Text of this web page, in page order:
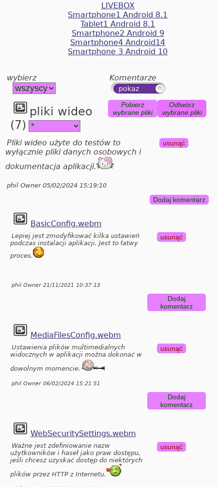
LIVEBOX
Smartphone1 Android 8.1
Tablet1 Android 8.1
Smartphone2 Android 9
Smartphone4 Android14
Smartphone 3 Android 10
wybierz Komentarze
pliki wideo
(7)
Odtwórz
wybrane pliki
Pobierz
wybrane pliki
Pliki wideo użyte do testów to
wyłącznie pliki danych osobowych i
dokumentacja aplikacji.
phil Owner 05/02/2024 15:19:10
usunąć
Dodaj komentarz
BasicConfig.webm
Lepiej jest zmodyfikować kilka ustawień
podczas instalacji aplikacji. Jest to łatwy
proces.
phil Owner 21/11/2021 10:37:13
usunąć
Dodaj
komentarz
MediaFilesConfig.webm
Ustawienia plików multimedialnych
widocznych w aplikacji można dokonać w
dowolnym momencie.
phil Owner 06/02/2024 15:21:51
usunąć
Dodaj
komentarz
WebSecuritySettings.webm
Ważne jest zdefiniowanie nazw
użytkowników i haseł jako praw dostępu,
jeśli chcesz uzyskać dostęp do niektórych
plików przez HTTP z Internetu.
usunąć